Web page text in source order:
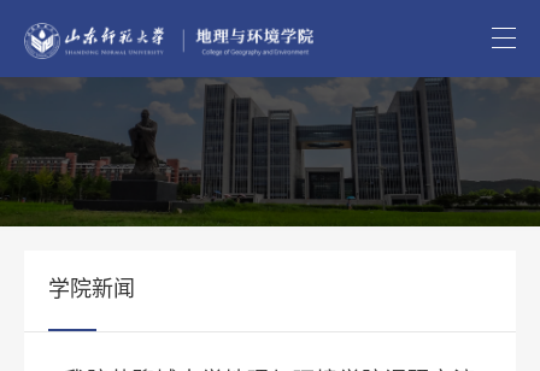
学院新闻